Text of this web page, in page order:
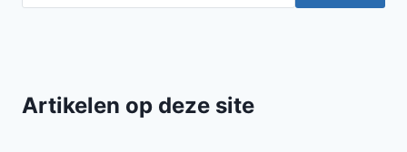
Artikelen op deze site